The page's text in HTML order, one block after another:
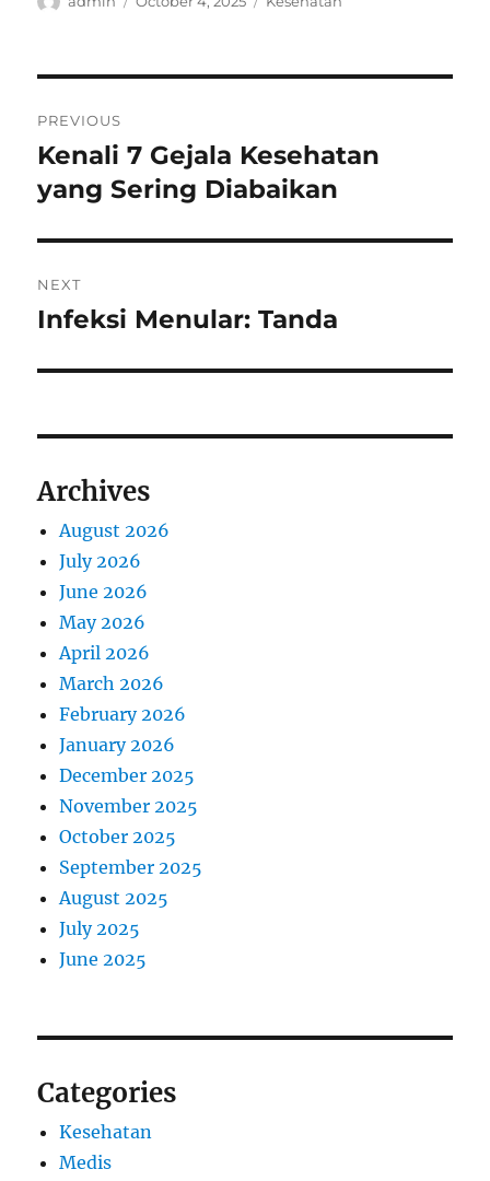
navigation
PREVIOUS
Previous
post:
Kenali 7 Gejala Kesehatan
yang Sering Diabaikan
NEXT
Next
Infeksi Menular: Tanda
Archives
August 2026
July 2026
June 2026
May 2026
April 2026
March 2026
February 2026
January 2026
December 2025
November 2025
October 2025
September 2025
August 2025
July 2025
June 2025
Categories
Kesehatan
Medis